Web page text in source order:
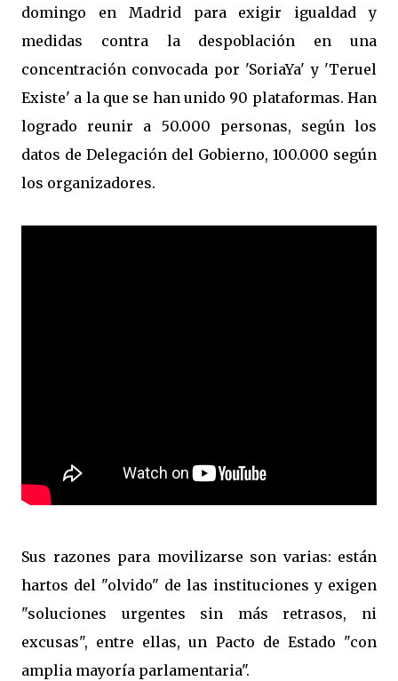
domingo en Madrid para exigir igualdad y
medidas contra la despoblación en una
concentración convocada por 'SoriaYa' y 'Teruel
Existe' a la que se han unido 90 plataformas. Han
logrado reunir a 50.000 personas, según los
datos de Delegación del Gobierno, 100.000 según
los organizadores.
Sus razones para movilizarse son varias: están
hartos del "olvido" de las instituciones y exigen
"soluciones urgentes sin más retrasos, ni
excusas", entre ellas, un Pacto de Estado "con
amplia mayoría parlamentaria".